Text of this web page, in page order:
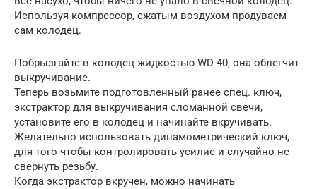
Используя компрессор, сжатым воздухом продуваем
сам колодец.
Побрызгайте в колодец жидкостью WD-40, она облегчит
выкручивание.
Теперь возьмите подготовленный ранее спец. ключ,
экстрактор для выкручивания сломанной свечи,
установите его в колодец и начинайте вкручивать.
Желательно использовать динамометрический ключ,
для того чтобы контролировать усилие и случайно не
свернуть резьбу.
Когда экстрактор вкручен, можно начинать